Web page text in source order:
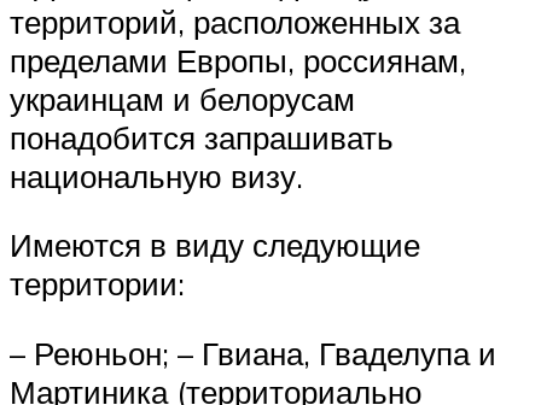
территорий, расположенных за
пределами Европы, россиянам,
украинцам и белорусам
понадобится запрашивать
национальную визу.
Имеются в виду следующие
территории:
– Реюньон; – Гвиана, Гваделупа и
Мартиника (территориально